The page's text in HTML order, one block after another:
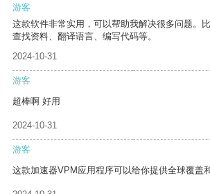
游客
这款软件非常实用，可以帮助我解决很多问题。
查找资料、翻译语言、编写代码等。
2024-10-31
游客
超棒啊 好用
2024-10-31
游客
这款加速器VPM应用程序可以给你提供全球覆盖